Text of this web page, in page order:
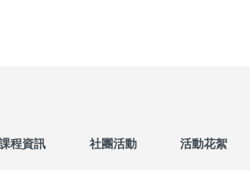
程資訊 社團活動 活動花絮